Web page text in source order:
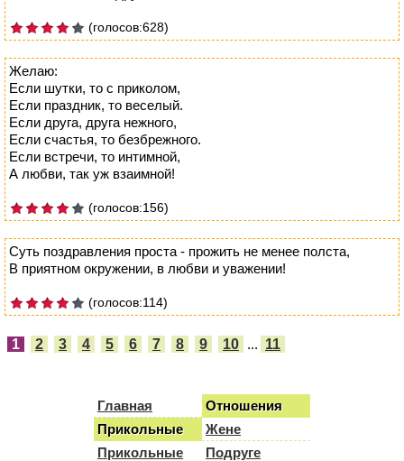
(голосов:628)
Желаю:
Если шутки, то с приколом,
Если праздник, то веселый.
Если друга, друга нежного,
Если счастья, то безбрежного.
Если встречи, то интимной,
А любви, так уж взаимной!
(голосов:156)
Суть поздравления проста - прожить не менее полста,
В приятном окружении, в любви и уважении!
(голосов:114)
1 2 3 4 5 6 7 8 9 10 ... 11
Главная
Прикольные
Прикольные
Отношения
Жене
Подруге